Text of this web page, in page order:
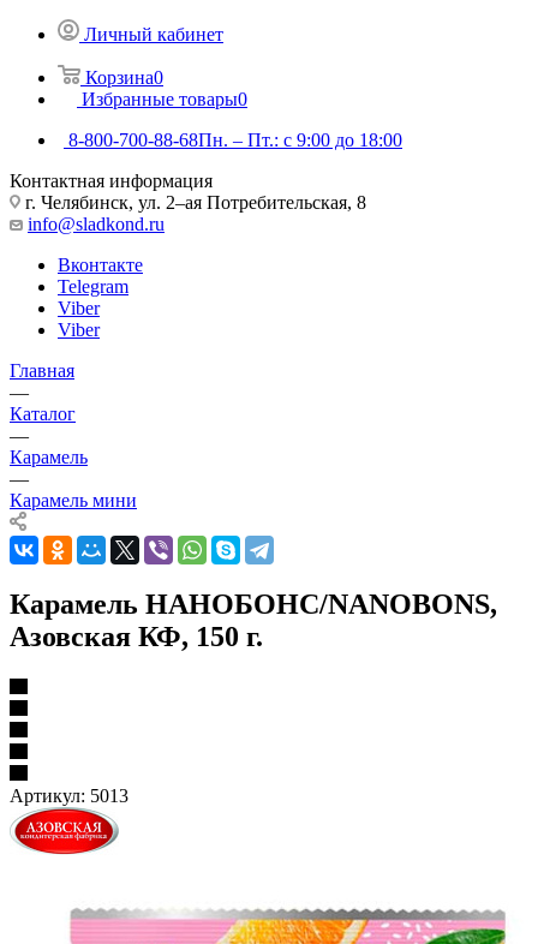
Личный кабинет
Корзина0
Избранные товары0
8-800-700-88-68Пн. – Пт.: с 9:00 до 18:00
Контактная информация
г. Челябинск, ул. 2–ая Потребительская, 8
info@sladkond.ru
Вконтакте
Telegram
Viber
Viber
Главная
—
Каталог
—
Карамель
—
Карамель мини
Карамель НАНОБОНС/NANOBONS,
Азовская КФ, 150 г.
Артикул: 5013